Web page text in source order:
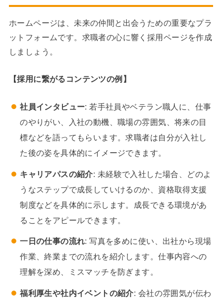
ホームページは、未来の仲間と出会うための重要なプラ
ットフォームです。求職者の心に響く採用ページを作成
しましょう。
【採用に繋がるコンテンツの例】
社員インタビュー: 若手社員やベテラン職人に、仕事
のやりがい、入社の動機、職場の雰囲気、将来の目
標などを語ってもらいます。求職者は自分が入社し
た後の姿を具体的にイメージできます。
キャリアパスの紹介: 未経験で入社した場合、どのよ
うなステップで成長していけるのか、資格取得支援
制度などを具体的に示します。成長できる環境があ
ることをアピールできます。
一日の仕事の流れ: 写真を多めに使い、出社から現場
作業、終業までの流れを紹介します。仕事内容への
理解を深め、ミスマッチを防ぎます。
福利厚生や社内イベントの紹介: 会社の雰囲気が伝わ